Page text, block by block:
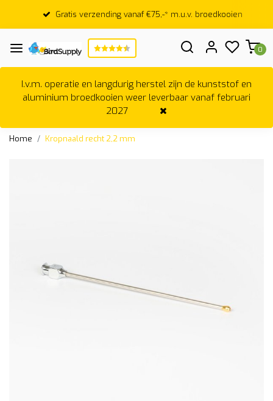
Gratis verzending vanaf €75,-* m.u.v. broedkooien
0
I.v.m. operatie en langdurig herstel zijn de kunststof en
aluminium broedkooien weer leverbaar vanaf februari
2027
Home Kropnaald recht 2,2 mm